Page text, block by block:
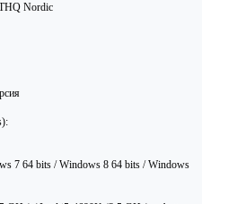
Nordic
7 64 bits / Windows 8 64 bits / Windows